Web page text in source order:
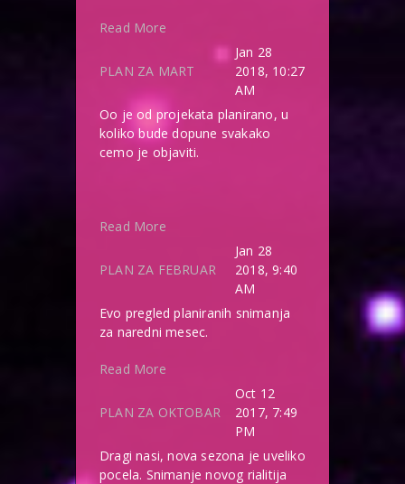
Read More
PLAN ZA MART
Jan 28
2018, 10:27
AM
Oo je od projekata planirano, u
koliko bude dopune svakako
cemo je objaviti.
Read More
PLAN ZA FEBRUAR
Jan 28
2018, 9:40
AM
Evo pregled planiranih snimanja
za naredni mesec.
Read More
PLAN ZA OKTOBAR
Oct 12
2017, 7:49
PM
Dragi nasi, nova sezona je uveliko
pocela. Snimanje novog rialitija